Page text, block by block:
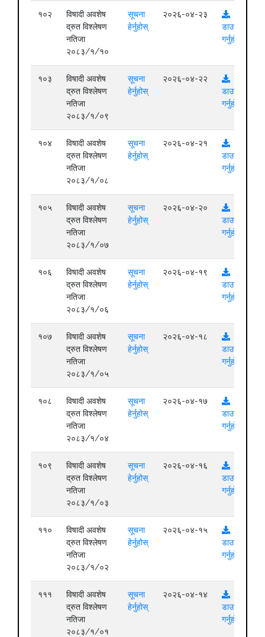
१०२
विषादी अवशेष
द्रुत विश्लेषण
नतिजा
२०८३/१/१०
सूचना
हेर्नुहोस्
२०२६-०४-२३
डाउनलोड
गर्नुहोस्
१०३
विषादी अवशेष
द्रुत विश्लेषण
नतिजा
२०८३/१/०९
सूचना
हेर्नुहोस्
२०२६-०४-२२
डाउनलोड
गर्नुहोस्
१०४
विषादी अवशेष
द्रुत विश्लेषण
नतिजा
२०८३/१/०८
सूचना
हेर्नुहोस्
२०२६-०४-२१
डाउनलोड
गर्नुहोस्
१०५
विषादी अवशेष
द्रुत विश्लेषण
नतिजा
२०८३/१/०७
सूचना
हेर्नुहोस्
२०२६-०४-२०
डाउनलोड
गर्नुहोस्
१०६
विषादी अवशेष
द्रुत विश्लेषण
नतिजा
२०८३/१/०६
सूचना
हेर्नुहोस्
२०२६-०४-१९
डाउनलोड
गर्नुहोस्
१०७
विषादी अवशेष
द्रुत विश्लेषण
नतिजा
२०८३/१/०५
सूचना
हेर्नुहोस्
२०२६-०४-१८
डाउनलोड
गर्नुहोस्
१०८
विषादी अवशेष
द्रुत विश्लेषण
नतिजा
२०८३/१/०४
सूचना
हेर्नुहोस्
२०२६-०४-१७
डाउनलोड
गर्नुहोस्
१०९
विषादी अवशेष
द्रुत विश्लेषण
नतिजा
२०८३/१/०३
सूचना
हेर्नुहोस्
२०२६-०४-१६
डाउनलोड
गर्नुहोस्
११०
विषादी अवशेष
द्रुत विश्लेषण
नतिजा
२०८३/१/०२
सूचना
हेर्नुहोस्
२०२६-०४-१५
डाउनलोड
गर्नुहोस्
१११
विषादी अवशेष
द्रुत विश्लेषण
नतिजा
२०८३/१/०१
सूचना
हेर्नुहोस्
२०२६-०४-१४
डाउनलोड
गर्नुहोस्